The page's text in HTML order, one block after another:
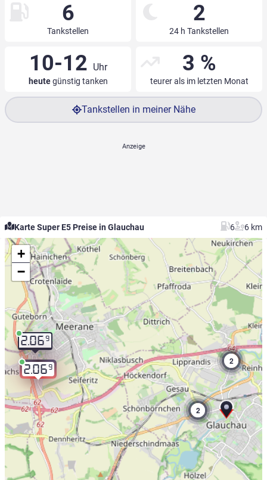
6
Tankstellen
2
24 h Tankstellen
10-12 Uhr
heutegünstig tanken
3 %
teurer als im letzten Monat
Tankstellen in meiner Nähe
Karte Super E5 Preise in Glauchau 6 6 km
2.069
2.06 9
2
2
+
−